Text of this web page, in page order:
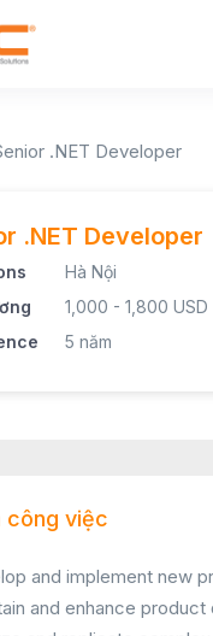
.NET Developer
.NET Developer
Hà Nội
1,000 - 1,800 USD
5 năm
công việc
and implement new
and enhance